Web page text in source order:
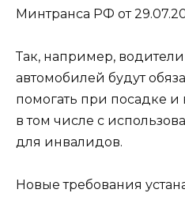
Минтранса РФ от
Так, например,
автомобилей будут
помогать при посадке
в том числе с
для инвалидов.
Новые требования